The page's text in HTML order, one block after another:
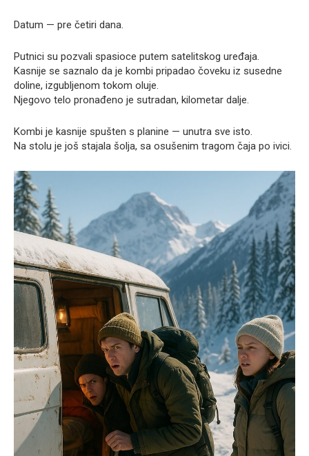
Datum — pre četiri dana.
Putnici su pozvali spasioce putem satelitskog uređaja.
Kasnije se saznalo da je kombi pripadao čoveku iz susedne
doline, izgubljenom tokom oluje.
Njegovo telo pronađeno je sutradan, kilometar dalje.
Kombi je kasnije spušten s planine — unutra sve isto.
Na stolu je još stajala šolja, sa osušenim tragom čaja po ivici.